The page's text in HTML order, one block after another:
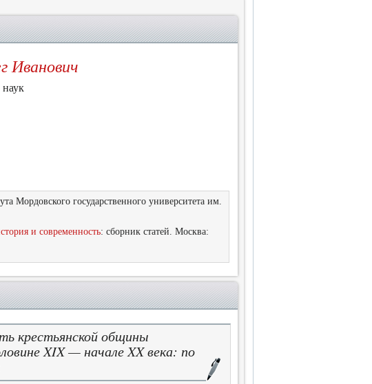
Иванович
Мордовского государственного университета им.
и современность: сборник статей. Москва:
крестьянской общины
XIX — начале XX века: по